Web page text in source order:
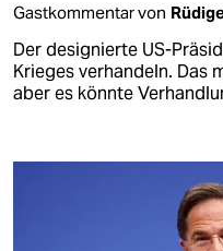
Gastkommentar von
Der designierte US-
Krieges verhandeln. Das
aber es könnte